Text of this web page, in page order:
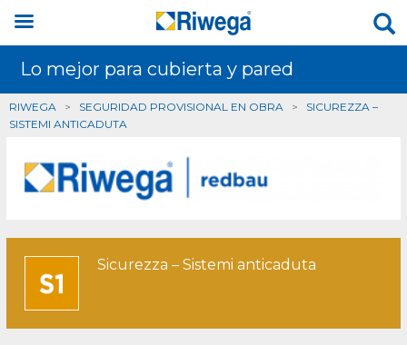
Lo mejor para cubierta y pared
RIWEGA > SEGURIDAD PROVISIONAL EN OBRA > SICUREZZA –
SISTEMI ANTICADUTA
Sicurezza – Sistemi anticaduta